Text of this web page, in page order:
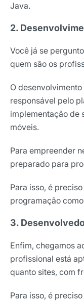
Java.
2.
Você já se
quem são os
O
responsável pelo
implementação de
móveis.
Para empreender
preparado para
Para isso, é
programação
3.
Enfim, chegamos
profissional está
quanto sites, com
Para isso, é